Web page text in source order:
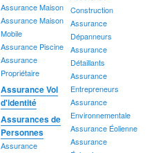
Construction
Assurance
Dépanneurs
Assurance
Détaillants
Assurance
Entrepreneurs
Assurance
Environnementale
Assurance Éolienne
Assurance
Assurance Maison
Assurance Maison
Mobile
Assurance Piscine
Assurance
Propriétaire
Assurance Vol
d'identité
Assurances de
Personnes
Assurance